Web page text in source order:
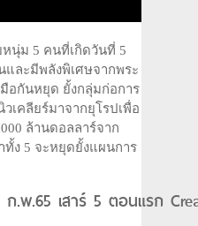
หนุ่ม 5 คนที่เกิดวันที่ 5
และมีพลังพิเศษจากพระ
อกันหยุด ยั้งกลุ่มก่อการ
เคลียร์มาจากยุโรปเพื่อ
ล้านดอลลาร์จาก
ทั้ง 5 จะหยุดยั้งแผนการ
ก.พ.65 เสาร์ 5 ตอนแรก